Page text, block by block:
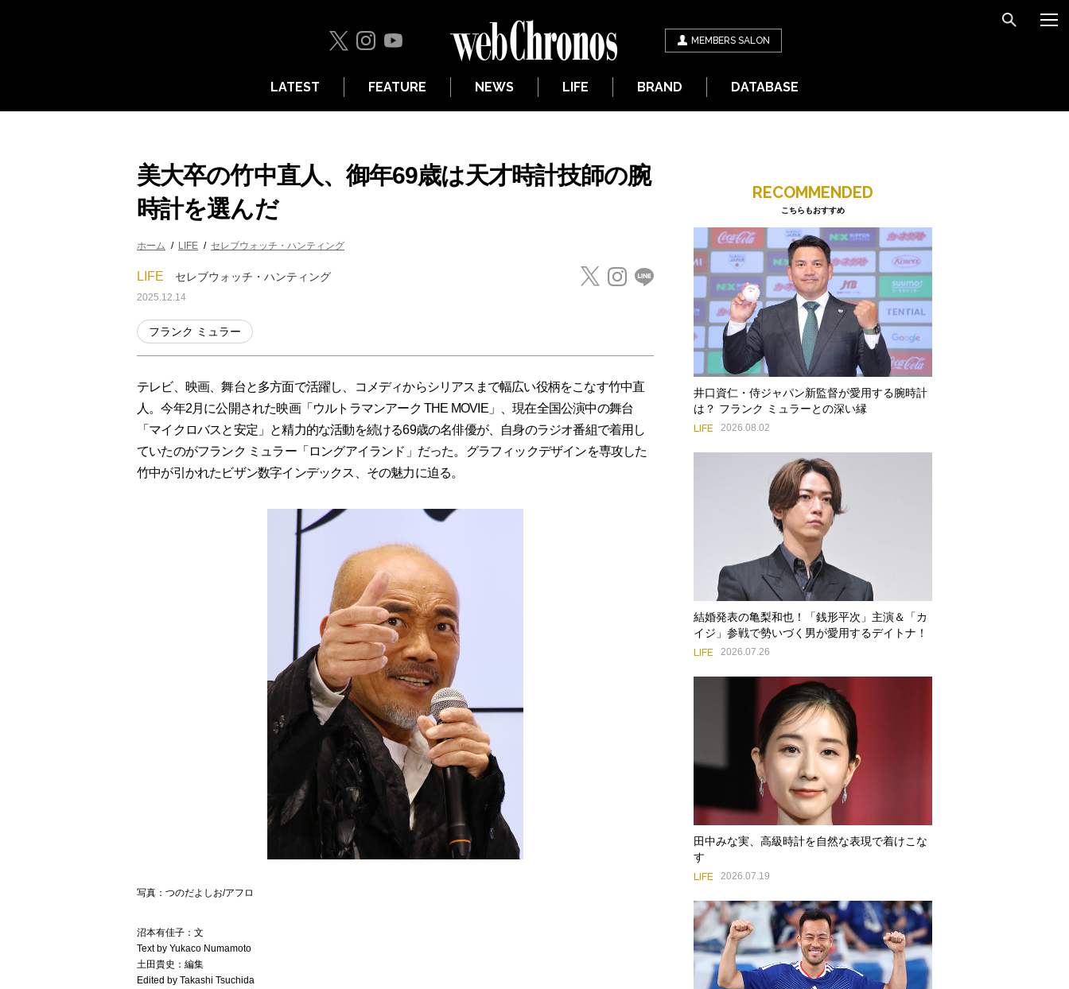
MEMBERS SALON
LATEST FEATURE NEWS LIFE BRAND DATABASE
美大卒の竹中直人、御年69歳は天才時計技師の腕
時計を選んだ
ホーム LIFE セレブウォッチ・ハンティング
LIFE セレブウォッチ・ハンティング
2025.12.14
フランク ミュラー
テレビ、映画、舞台と多方面で活躍し、コメディからシリアスまで幅広い役柄をこなす竹中直
人。今年2月に公開された映画「ウルトラマンアーク THE MOVIE」、現在全国公演中の舞台
「マイクロバスと安定」と精力的な活動を続ける69歳の名俳優が、自身のラジオ番組で着用し
ていたのがフランク ミュラー「ロングアイランド」だった。グラフィックデザインを専攻した
竹中が引かれたビザン数字インデックス、その魅力に迫る。
写真：つのだよしお/アフロ
沼本有佳子：文
Text by Yukaco Numamoto
土田貴史：編集
Edited by Takashi Tsuchida
RECOMMENDED
こちらもおすすめ
井口資仁・侍ジャパン新監督が愛用する腕時計
は？ フランク ミュラーとの深い縁
LIFE 2026.08.02
結婚発表の亀梨和也！「銭形平次」主演＆「カ
イジ」参戦で勢いづく男が愛用するデイトナ！
LIFE 2026.07.26
田中みな実、高級時計を自然な表現で着けこな
す
LIFE 2026.07.19